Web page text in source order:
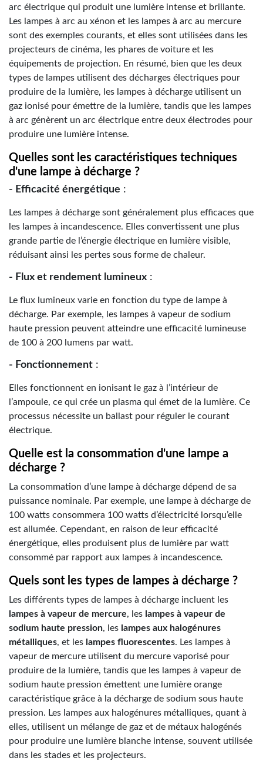
arc électrique qui produit une lumière intense et brillante.
Les lampes à arc au xénon et les lampes à arc au mercure
sont des exemples courants, et elles sont utilisées dans les
projecteurs de cinéma, les phares de voiture et les
équipements de projection. En résumé, bien que les deux
types de lampes utilisent des décharges électriques pour
produire de la lumière, les lampes à décharge utilisent un
gaz ionisé pour émettre de la lumière, tandis que les lampes
à arc génèrent un arc électrique entre deux électrodes pour
produire une lumière intense.
Quelles sont les caractéristiques techniques
d'une lampe à décharge ?
- Efficacité énergétique :
Les lampes à décharge sont généralement plus efficaces que
les lampes à incandescence. Elles convertissent une plus
grande partie de l’énergie électrique en lumière visible,
réduisant ainsi les pertes sous forme de chaleur.
- Flux et rendement lumineux :
Le flux lumineux varie en fonction du type de lampe à
décharge. Par exemple, les lampes à vapeur de sodium
haute pression peuvent atteindre une efficacité lumineuse
de 100 à 200 lumens par watt.
- Fonctionnement :
Elles fonctionnent en ionisant le gaz à l’intérieur de
l’ampoule, ce qui crée un plasma qui émet de la lumière. Ce
processus nécessite un ballast pour réguler le courant
électrique.
Quelle est la consommation d'une lampe a
décharge ?
La consommation d’une lampe à décharge dépend de sa
puissance nominale. Par exemple, une lampe à décharge de
100 watts consommera 100 watts d’électricité lorsqu’elle
est allumée. Cependant, en raison de leur efficacité
énergétique, elles produisent plus de lumière par watt
consommé par rapport aux lampes à incandescence.
Quels sont les types de lampes à décharge ?
Les différents types de lampes à décharge incluent les
lampes à vapeur de mercure, les lampes à vapeur de
sodium haute pression, les lampes aux halogénures
métalliques, et les lampes fluorescentes. Les lampes à
vapeur de mercure utilisent du mercure vaporisé pour
produire de la lumière, tandis que les lampes à vapeur de
sodium haute pression émettent une lumière orange
caractéristique grâce à la décharge de sodium sous haute
pression. Les lampes aux halogénures métalliques, quant à
elles, utilisent un mélange de gaz et de métaux halogénés
pour produire une lumière blanche intense, souvent utilisée
dans les stades et les projecteurs.